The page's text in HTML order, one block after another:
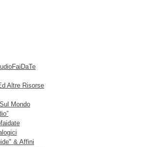
Altre Risorse
Mondo
& Affini